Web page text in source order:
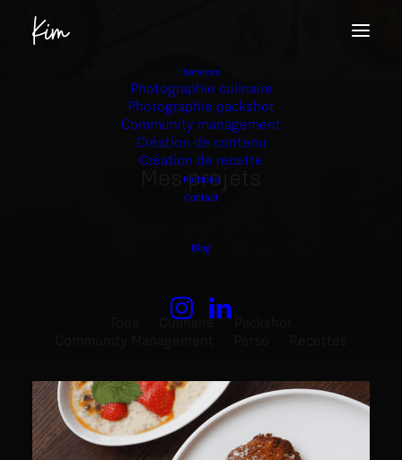
Services
Photographie culinaire
Photographie packshot
Community management
Création de contenu
Création de recette
Portfolio
Contact
Blog
projets
Culinaire